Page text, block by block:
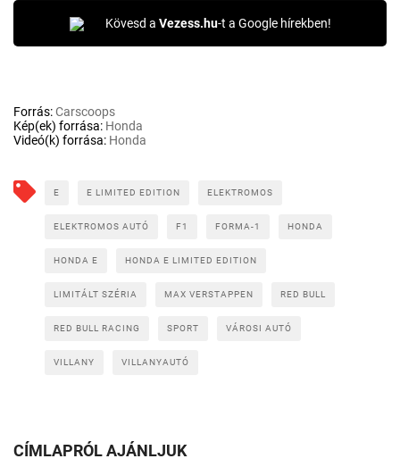
Kövesd a Vezess.hu-t a Google hírekben!
Forrás:Carscoops
Kép(ek) forrása: Honda
Videó(k) forrása: Honda
E E LIMITED EDITION ELEKTROMOS
ELEKTROMOS AUTÓ F1 FORMA-1 HONDA
HONDA E HONDA E LIMITED EDITION
LIMITÁLT SZÉRIA MAX VERSTAPPEN RED BULL
RED BULL RACING SPORT VÁROSI AUTÓ
VILLANY VILLANYAUTÓ
CÍMLAPRÓL AJÁNLJUK